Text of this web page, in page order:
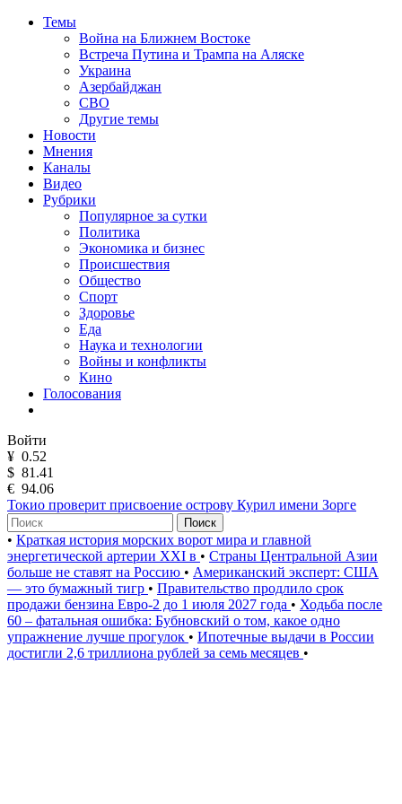
Темы
Война на Ближнем Востоке
Встреча Путина и Трампа на Аляске
Украина
Азербайджан
СВО
Другие темы
Новости
Мнения
Каналы
Видео
Рубрики
Популярное за сутки
Политика
Экономика и бизнес
Происшествия
Общество
Спорт
Здоровье
Еда
Наука и технологии
Войны и конфликты
Кино
Голосования
Войти
¥ 0.52
$ 81.41
€ 94.06
Токио проверит присвоение острову Курил имени Зорге
Поиск
• Краткая история морских ворот мира и главной
энергетической артерии XXI в • Страны Центральной Азии
больше не ставят на Россию • Американский эксперт: США
— это бумажный тигр • Правительство продлило срок
продажи бензина Евро-2 до 1 июля 2027 года • Ходьба после
60 – фатальная ошибка: Бубновский о том, какое одно
упражнение лучше прогулок • Ипотечные выдачи в России
достигли 2,6 триллиона рублей за семь месяцев •